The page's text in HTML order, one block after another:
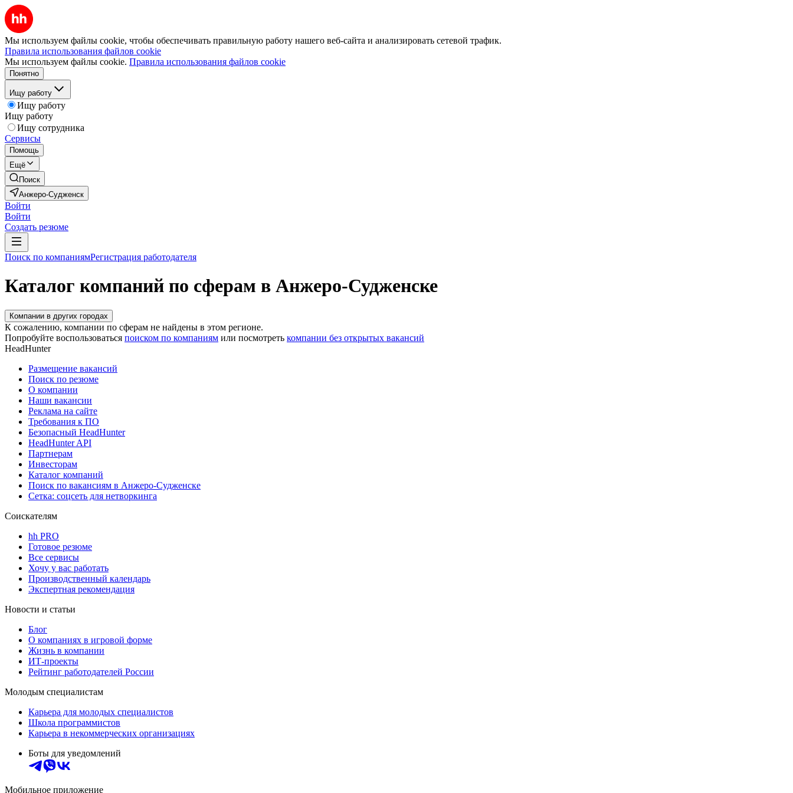
Мы используем файлы cookie, чтобы обеспечивать правильную работу нашего веб-сайта и анализировать сетевой трафик.
Правила использования файлов cookie
Мы используем файлы cookie. Правила использования файлов cookie
Понятно
Ищу работу
Ищу работу
Ищу работу
Ищу сотрудника
Сервисы
Помощь
Ещё
Поиск
Анжеро-Судженск
Войти
Войти
Создать резюме
Поиск по компаниямРегистрация работодателя
Каталог компаний по сферам в Анжеро-Судженске
Компании в других городах
К сожалению, компании по сферам не найдены в этом регионе.
Попробуйте воспользоваться поиском по компаниям или посмотреть компании без открытых вакансий
HeadHunter
Размещение вакансий
Поиск по резюме
О компании
Наши вакансии
Реклама на сайте
Требования к ПО
Безопасный HeadHunter
HeadHunter API
Партнерам
Инвесторам
Каталог компаний
Поиск по вакансиям в Анжеро-Судженске
Сетка: соцсеть для нетворкинга
Соискателям
hh PRO
Готовое резюме
Все сервисы
Хочу у вас работать
Производственный календарь
Экспертная рекомендация
Новости и статьи
Блог
О компаниях в игровой форме
Жизнь в компании
ИТ-проекты
Рейтинг работодателей России
Молодым специалистам
Карьера для молодых специалистов
Школа программистов
Карьера в некоммерческих организациях
Боты для уведомлений
Мобильное приложение